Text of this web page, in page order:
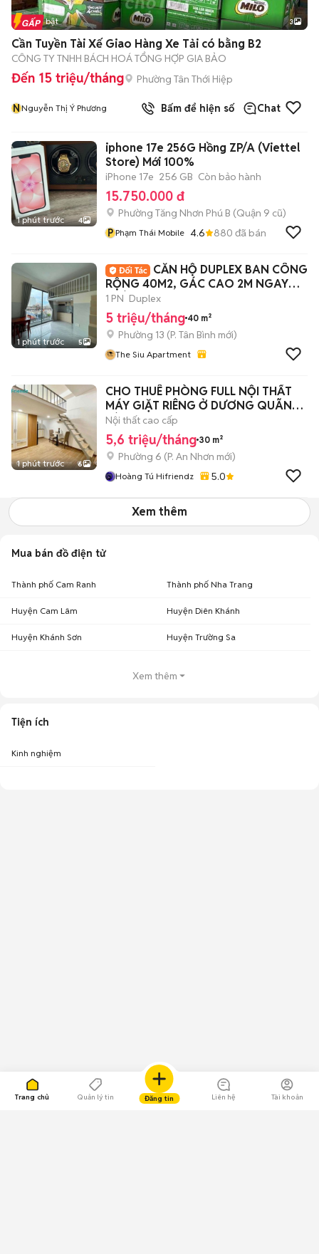
Trang chủ Quản lý tin Đăng tin Liên hệ Tài khoản
Tin nổi bật 3
Cần Tuyền Tài Xế Giao Hàng Xe Tải có bằng B2
CÔNG TY TNHH BÁCH HOÁ TỔNG HỢP GIA BẢO
Đến 15 triệu/tháng Phường Tân Thới Hiệp
NNguyễn Thị Ý Phương Bấm để hiện số Chat
1 phút trước 4
iphone 17e 256G Hồng ZP/A (Viettel
Store) Mới 100%
iPhone 17e 256 GB Còn bảo hành
15.750.000 đ
Phường Tăng Nhơn Phú B (Quận 9 cũ)
P Phạm Thái Mobile 4.6 880 đã bán
1 phút trước 5
CĂN HỘ DUPLEX BAN CÔNG
RỘNG 40M2, GÁC CAO 2M NGAY
NHÀ GA T3
1 PN Duplex
5 triệu/tháng 40 m²
Phường 13 (P. Tân Bình mới)
The Siu Apartment
1 phút trước 6
CHO THUÊ PHÒNG FULL NỘI THẤT
MÁY GIẶT RIÊNG Ở DƯƠNG QUÃNG
HÀM -VLU-IUH
Nội thất cao cấp
5,6 triệu/tháng 30 m²
Phường 6 (P. An Nhơn mới)
Hoàng Tú Hifriendz 5.0
Xem thêm
Mua bán đồ điện tử
Thành phố Cam Ranh Thành phố Nha Trang
Huyện Cam Lâm Huyện Diên Khánh
Huyện Khánh Sơn Huyện Trường Sa
Xem thêm
Tiện ích
Kinh nghiệm